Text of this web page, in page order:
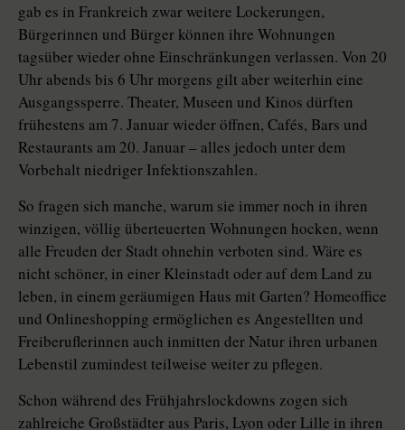
gab es in Frankreich zwar weitere Lockerungen,
Bürgerinnen und Bürger können ihre Wohnungen
tagsüber wieder ohne Einschränkungen verlassen. Von 20
Uhr abends bis 6 Uhr morgens gilt aber weiterhin eine
Ausgangssperre. Theater, Museen und Kinos dürften
frühestens am 7. Januar wieder öffnen, Cafés, Bars und
Restaurants am 20. Januar – alles jedoch unter dem
Vorbehalt niedriger Infektionszahlen.
So fragen sich manche, warum sie immer noch in ihren
winzigen, völlig überteuerten Wohnungen hocken, wenn
alle Freuden der Stadt ohnehin verboten sind. Wäre es
nicht schöner, in einer Kleinstadt oder auf dem Land zu
leben, in einem geräumigen Haus mit Garten? Homeoffice
und Onlineshopping ermöglichen es Angestellten und
Freiberuflerinnen auch inmitten der Natur ihren urbanen
Lebenstil zumindest teilweise weiter zu pflegen.
Schon während des Frühjahrslockdowns zogen sich
zahlreiche Großstädter aus Paris, Lyon oder Lille in ihren